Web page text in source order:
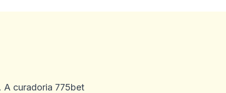
A curadoria 775bet